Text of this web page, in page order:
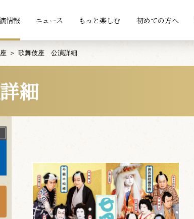
情報 ニュース もっと楽しむ 初めての方へ
歌舞伎座 公演詳細
細